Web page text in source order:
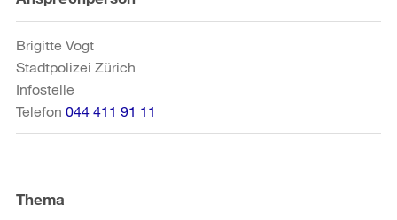
Informationen
Brigitte Vogt
Stadtpolizei Zürich
Infostelle
Telefon 044 411 91 11
Thema